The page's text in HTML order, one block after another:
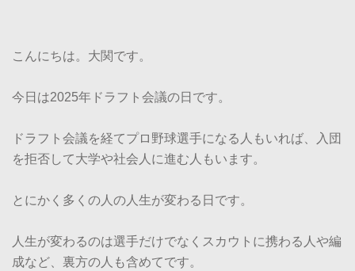
こんにちは。大関です。
今日は2025年ドラフト会議の日です。
ドラフト会議を経てプロ野球選手になる人もいれば、入団
を拒否して大学や社会人に進む人もいます。
とにかく多くの人の人生が変わる日です。
人生が変わるのは選手だけでなくスカウトに携わる人や編
成など、裏方の人も含めてです。